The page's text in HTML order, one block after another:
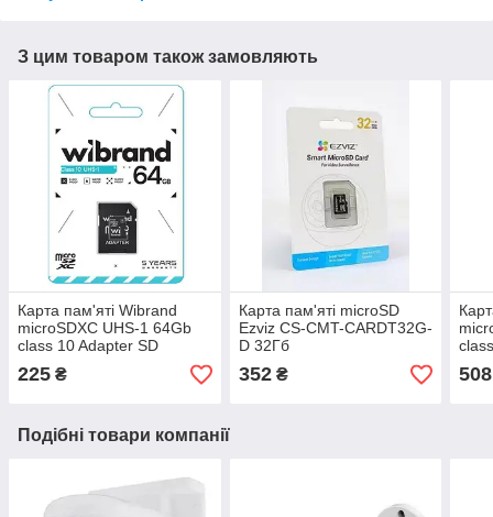
З цим товаром також замовляють
Карта пам'яті Wibrand
microSDXC UHS-1 64Gb
class 10 Adapter SD
225 ₴
Карта пам'яті microSD
Ezviz CS-CMT-CARDT32G-
D 32Гб
352₴ 508
Подібні товари компанії